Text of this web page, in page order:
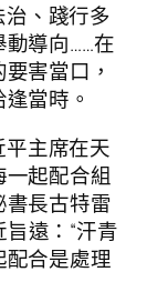
、踐行多
導向……在
害當口，
當時。
主席在天
起配合組
長古特雷
遠：“汗青
合是處理